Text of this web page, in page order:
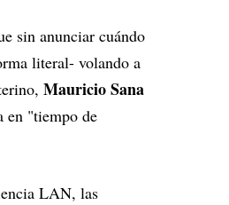
sin anunciar cuándo
literal- volando a
Mauricio Sana
en "tiempo de
LAN, las